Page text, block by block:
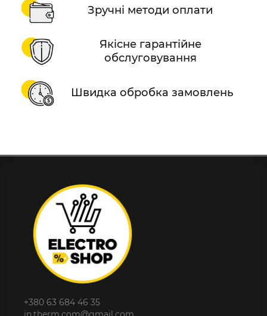
Зручні методи оплати
Якісне гарантійне
обслуговування
Швидка обробка замовлень
+380 63 684 46 35